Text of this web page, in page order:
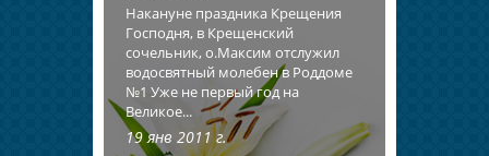
Накануне праздника Крещения
Господня, в Крещенский
сочельник, о.Максим отслужил
водосвятный молебен в Роддоме
№1 Уже не первый год на
Великое...
19 янв 2011 г.